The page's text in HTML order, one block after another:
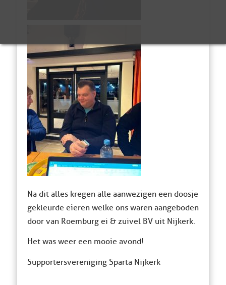
Na dit alles kregen alle aanwezigen een doosje
gekleurde eieren welke ons waren aangeboden
door van Roemburg ei & zuivel BV uit Nijkerk.
Het was weer een mooie avond!
Supportersvereniging Sparta Nijkerk